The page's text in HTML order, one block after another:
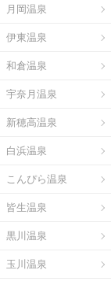
月岡温泉
伊東温泉
和倉温泉
宇奈月温泉
新穂高温泉
白浜温泉
こんぴら温泉
皆生温泉
黒川温泉
玉川温泉